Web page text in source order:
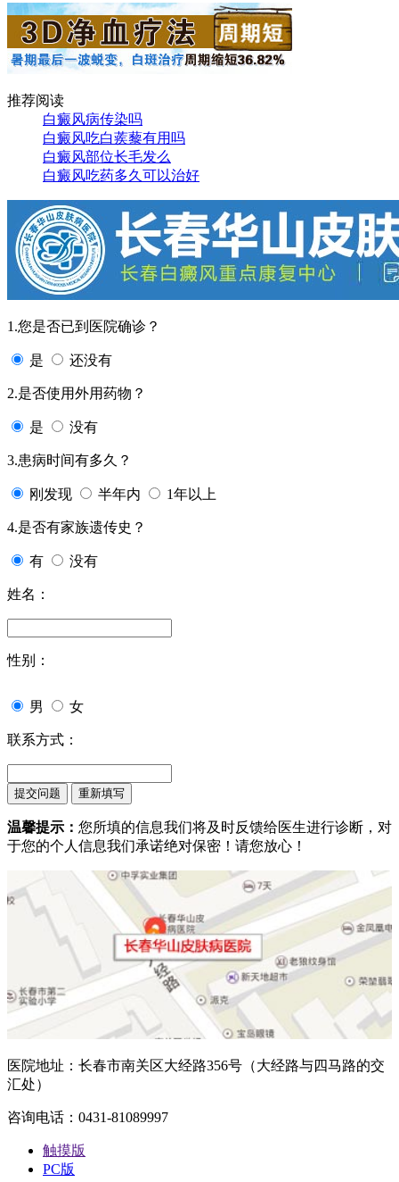
推荐阅读
白癜风病传染吗
白癜风吃白蒺藜有用吗
白癜风部位长毛发么
白癜风吃药多久可以治好
1.您是否已到医院确诊？
是 还没有
2.是否使用外用药物？
是 没有
3.患病时间有多久？
刚发现 半年内 1年以上
4.是否有家族遗传史？
有 没有
姓名：
性别：
男 女
联系方式：
温馨提示： 您所填的信息我们将及时反馈给医生进行诊断，对
于您的个人信息我们承诺绝对保密！请您放心！
医院地址：长春市南关区大经路356号（大经路与四马路的交
汇处）
咨询电话：0431-81089997
触摸版
PC版